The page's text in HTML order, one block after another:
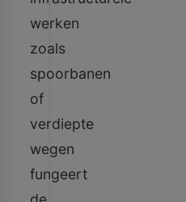
werken
zoals
spoorbanen
of
verdiepte
wegen
fungeert